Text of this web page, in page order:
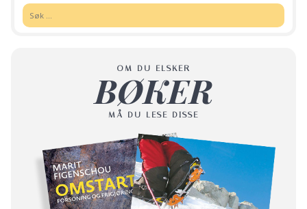
OM DU ELSKER
BØKER
MÅ DU LESE DISSE